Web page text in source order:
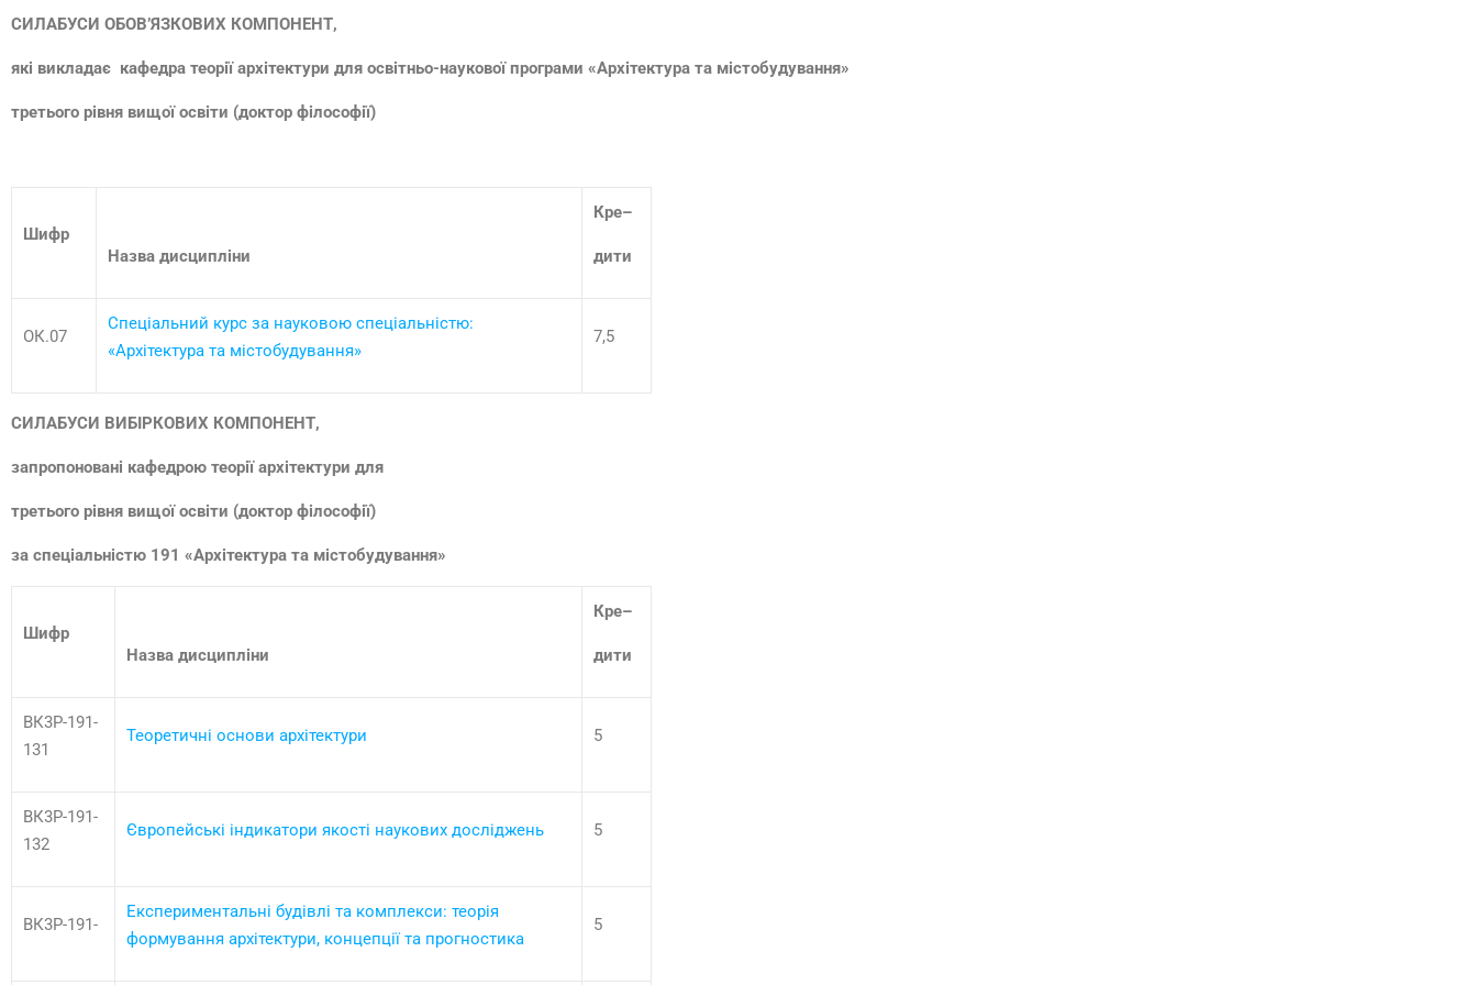
СИЛАБУСИ ОБОВ’ЯЗКОВИХ КОМПОНЕНТ,
які викладає кафедра теорії архітектури для освітньо-наукової програми «Архітектура та містобудування»
третього рівня вищої освіти (доктор філософії)
Шифр
Назва дисципліни
Кре–
дити
ОК.07
Спеціальний курс за науковою спеціальністю:
«Архітектура та містобудування»
7,5
СИЛАБУСИ ВИБІРКОВИХ КОМПОНЕНТ,
запропоновані кафедрою теорії архітектури для
третього рівня вищої освіти (доктор філософії)
за спеціальністю 191 «Архітектура та містобудування»
Шифр
Назва дисципліни
Кре–
дити
ВК3Р-191-
131
Теоретичні основи архітектури 5
ВК3Р-191-
132
Європейські індикатори якості наукових досліджень 5
ВК3Р-191-
Експериментальні будівлі та комплекси: теорія
формування архітектури, концепції та прогностика
5